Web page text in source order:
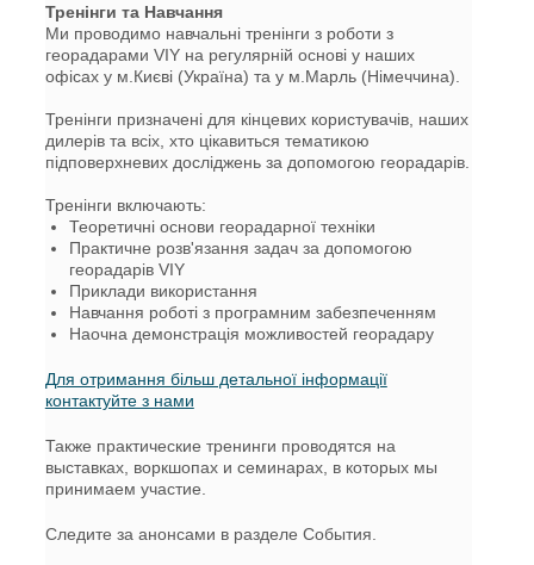
Тренінги та Навчання
Ми проводимо навчальні тренінги з роботи з
георадарами VIY на регулярній основі у наших
офісах у м.Києві (Україна) та у м.Марль (Німеччина).
Тренінги призначені для кінцевих користувачів, наших
дилерів та всіх, хто цікавиться тематикою
підповерхневих досліджень за допомогою георадарів.
Тренінги включають:
Теоретичні основи георадарної техніки
Практичне розв'язання задач за допомогою
георадарів VIY
Приклади використання
Навчання роботі з програмним забезпеченням
Наочна демонстрація можливостей георадару
Для отримання більш детальної інформації
контактуйте з нами
Также практические тренинги проводятся на
выставках, воркшопах и семинарах, в которых мы
принимаем участие.
Следите за анонсами в разделе События.